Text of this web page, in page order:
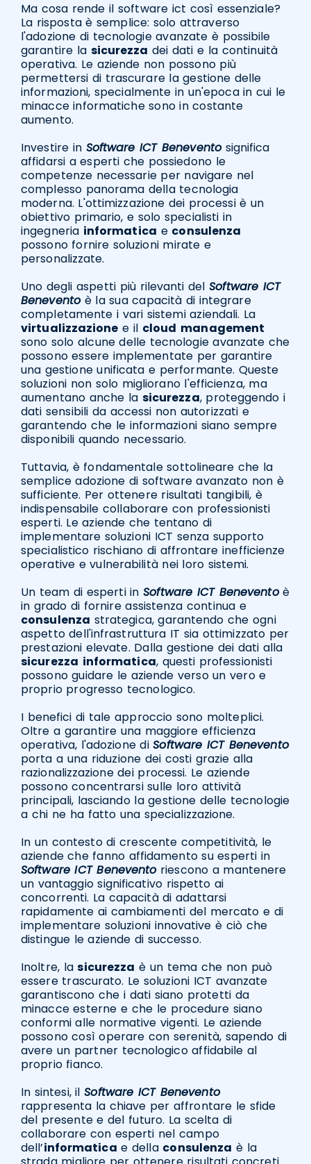
Ma cosa rende il software ict così essenziale?
La risposta è semplice: solo attraverso
l'adozione di tecnologie avanzate è possibile
garantire la sicurezza dei dati e la continuità
operativa. Le aziende non possono più
permettersi di trascurare la gestione delle
informazioni, specialmente in un'epoca in cui le
minacce informatiche sono in costante
aumento.
Investire in Software ICT Beneventosignifica
affidarsi a esperti che possiedono le
competenze necessarie per navigare nel
complesso panorama della tecnologia
moderna. L'ottimizzazione dei processi è un
obiettivo primario, e solo specialisti in
ingegneria informatica e consulenza
possono fornire soluzioni mirate e
personalizzate.
Uno degli aspetti più rilevanti delSoftware ICT
Beneventoè la sua capacità di integrare
completamente i vari sistemi aziendali. La
virtualizzazione e il cloud management
sono solo alcune delle tecnologie avanzate che
possono essere implementate per garantire
una gestione unificata e performante. Queste
soluzioni non solo migliorano l'efficienza, ma
aumentano anche la sicurezza, proteggendo i
dati sensibili da accessi non autorizzati e
garantendo che le informazioni siano sempre
disponibili quando necessario.
Tuttavia, è fondamentale sottolineare che la
semplice adozione di software avanzato non è
sufficiente. Per ottenere risultati tangibili, è
indispensabile collaborare con professionisti
esperti. Le aziende che tentano di
implementare soluzioni ICT senza supporto
specialistico rischiano di affrontare inefficienze
operative e vulnerabilità nei loro sistemi.
Un team di esperti inSoftware ICT Beneventoè
in grado di fornire assistenza continua e
consulenza strategica, garantendo che ogni
aspetto dell'infrastruttura IT sia ottimizzato per
prestazioni elevate. Dalla gestione dei dati alla
sicurezza informatica, questi professionisti
possono guidare le aziende verso un vero e
proprio progresso tecnologico.
I benefici di tale approccio sono molteplici.
Oltre a garantire una maggiore efficienza
operativa, l'adozione diSoftware ICT Benevento
porta a una riduzione dei costi grazie alla
razionalizzazione dei processi. Le aziende
possono concentrarsi sulle loro attività
principali, lasciando la gestione delle tecnologie
a chi ne ha fatto una specializzazione.
In un contesto di crescente competitività, le
aziende che fanno affidamento su esperti in
Software ICT Beneventoriescono a mantenere
un vantaggio significativo rispetto ai
concorrenti. La capacità di adattarsi
rapidamente ai cambiamenti del mercato e di
implementare soluzioni innovative è ciò che
distingue le aziende di successo.
Inoltre, lasicurezza è un tema che non può
essere trascurato. Le soluzioni ICT avanzate
garantiscono che i dati siano protetti da
minacce esterne e che le procedure siano
conformi alle normative vigenti. Le aziende
possono così operare con serenità, sapendo di
avere un partner tecnologico affidabile al
proprio fianco.
In sintesi, ilSoftware ICT Benevento
rappresenta la chiave per affrontare le sfide
del presente e del futuro. La scelta di
collaborare con esperti nel campo
dell’informatica e della consulenza è la